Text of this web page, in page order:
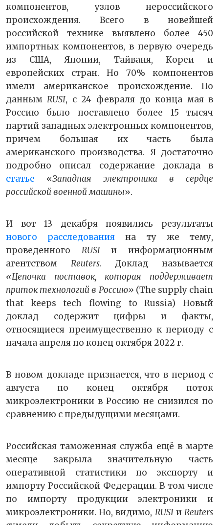
компонентов, узлов нероссийского
происхождения. Всего в новейшей
российской технике выявлено более 450
импортных компонентов, в первую очередь
из США, Японии, Тайваня, Кореи и
европейских стран. Но 70% компонентов
имели американское происхождение. По
даннымRUSI, с 24 февраля до конца мая в
Россию было поставлено более 15 тысяч
партий западных электронных компонентов,
причем большая их часть была
американского производства. Я достаточно
подробно описал содержание доклада в
статье «Западная электроника в сердце
российской военной машины».
И вот 13 декабря появились результаты
нового расследования на ту же тему,
проведенного RUSIи информационным
агентством Reuters. Доклад называется
«Цепочка поставок, которая поддерживает
приток технологий в Россию» (The supply chain
that keeps tech flowing to Russia) Новый
доклад содержит цифры и факты,
относящиеся преимущественно к периоду с
начала апреля по конец октября 2022 г.
В новом докладе признается, что в период с
августа по конец октября поток
микроэлектроники в Россию не снизился по
сравнению с предыдущими месяцами.
Российская таможенная служба ещё в марте
месяце закрыла значительную часть
оперативной статистики по экспорту и
импорту Российской Федерации. В том числе
по импорту продукции электроники и
микроэлектроники. Но, видимо, RUSIиReuters